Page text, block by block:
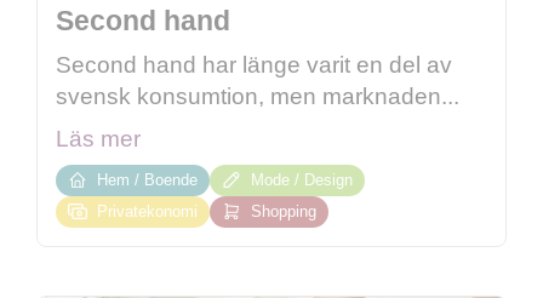
Second hand
Second hand har länge varit en del av
svensk konsumtion, men marknaden...
Läs mer
Hem / Boende
Mode / Design
Privatekonomi
Shopping